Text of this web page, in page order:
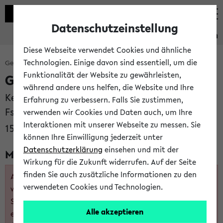
Studieninformation
Gesamtes Studienangebot Bachelor
Germanistik
Kernfach (fw)
FsB vom 15.02.2012 mit Berichtigung vom
15.01.2014
Module
Achtung: Auf dieser Seite wird ein auslaufendes Angebot
von Studiengangsvariante und Modulen angezeigt. Das
Studium nach diesen Regelungen ist nur noch
eingeschränkt möglich.Die detaillierten Regelungen
Datenschutzeinstellung
Diese Webseite verwendet Cookies und ähnliche
Technologien. Einige davon sind essentiell, um die
Funktionalität der Website zu gewährleisten,
während andere uns helfen, die Website und Ihre
Erfahrung zu verbessern. Falls Sie zustimmen,
verwenden wir Cookies und Daten auch, um Ihre
Interaktionen mit unserer Webseite zu messen. Sie
können Ihre Einwilligung jederzeit unter
Datenschutzerklärung einsehen und mit der
Wirkung für die Zukunft widerrufen. Auf der Seite
finden Sie auch zusätzliche Informationen zu den
verwendeten Cookies und Technologien.
Alle akzeptieren